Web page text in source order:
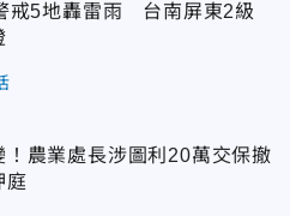
戒5地轟雷雨 台南屏東2級
！農業處長涉圖利20萬交保撤
庭